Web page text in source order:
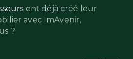
ont déjà créé leur
avec ImAvenir,
?